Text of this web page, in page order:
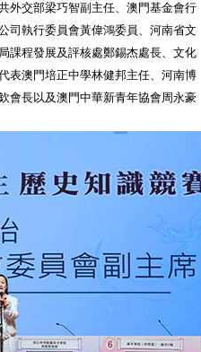
外交部梁巧智副主任、澳門基金會行
司執行委員會黃偉鴻委員、河南省文
課程發展及評核處鄭錫杰處長、文化
表澳門培正中學林健邦主任、河南博
會長以及澳門中華新青年協會周永豪